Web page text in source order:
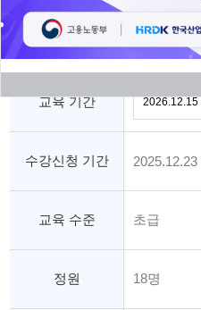
교육 대상 중소기업
교육 기간
수강신청 기간
교육 수준 초급
정원 18명